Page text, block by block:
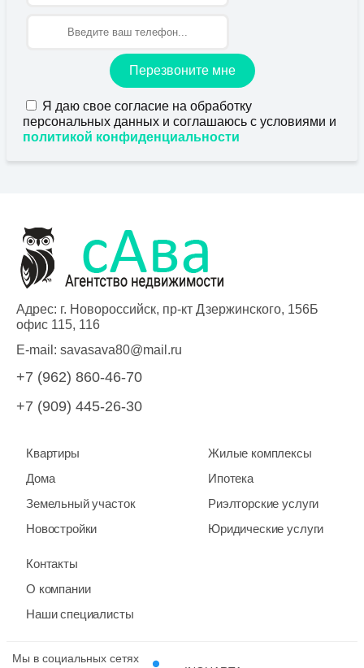
Перезвоните мне
Я даю свое согласие на обработку
персональных данных и соглашаюсь с условиями и
политикой конфиденциальности
Адрес: г. Новороссийск, пр-кт Дзержинского, 156Б
офис 115, 116
E-mail: savasava80@mail.ru
+7 (962) 860-46-70
+7 (909) 445-26-30
Квартиры
Дома
Земельный участок
Новостройки
Жилые комплексы
Ипотека
Риэлторские услуги
Юридические услуги
Контакты
О компании
Наши специалисты
Мы в социальных сетях